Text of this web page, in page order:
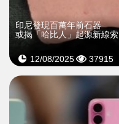
印尼發現百萬年前石器
或揭「哈比人」起源新線索
12/08/2025 37915